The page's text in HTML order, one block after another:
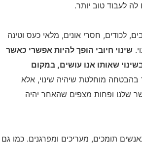
לעבוד טוב יותר.
לכודים, חסרי אונים, מלאי כעס וטינה
שינוי חיובי הופך להיות אפשרי כאשר
שאותו אנו עושים, במקום
בהבטחה מוחלטת שיהיה שינוי, אלא
שלנו ופחות מצפים שהאחר יהיה
תומכים, מעריכים ומפרגנים. כמו גם